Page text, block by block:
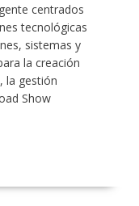
centrados
tecnológicas
sistemas y
la creación
la gestión
Show